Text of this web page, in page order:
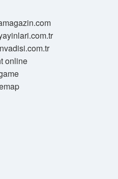
online